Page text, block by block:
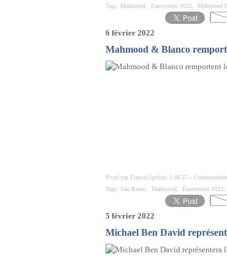
Tags: Mahmood Eurovision 2022 Mahmood
6 février 2022
Mahmood & Blanco
Posté par France12points à 08:57 -
Tags: San Remo Mahmood Eurovision 2022
5 février 2022
Michael Ben David